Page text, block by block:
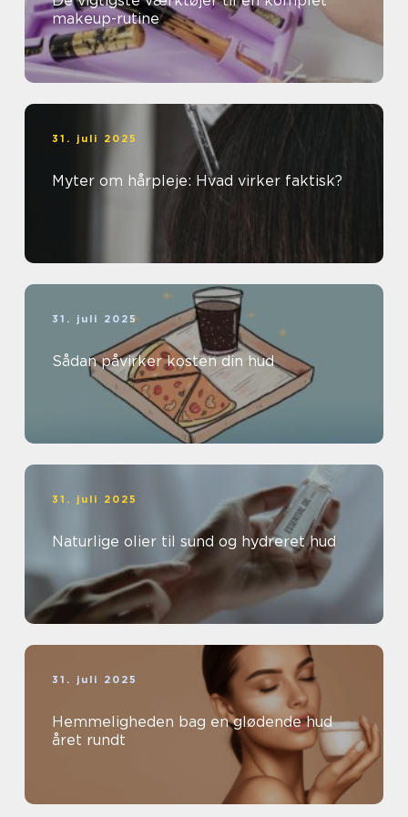
makeup-rutine
31. juli 2025
Myter om hårpleje: Hvad virker faktisk?
31. juli 2025
Sådan påvirker kosten din hud
31. juli 2025
Naturlige olier til sund og hydreret hud
31. juli 2025
Hemmeligheden bag en glødende hud
året rundt